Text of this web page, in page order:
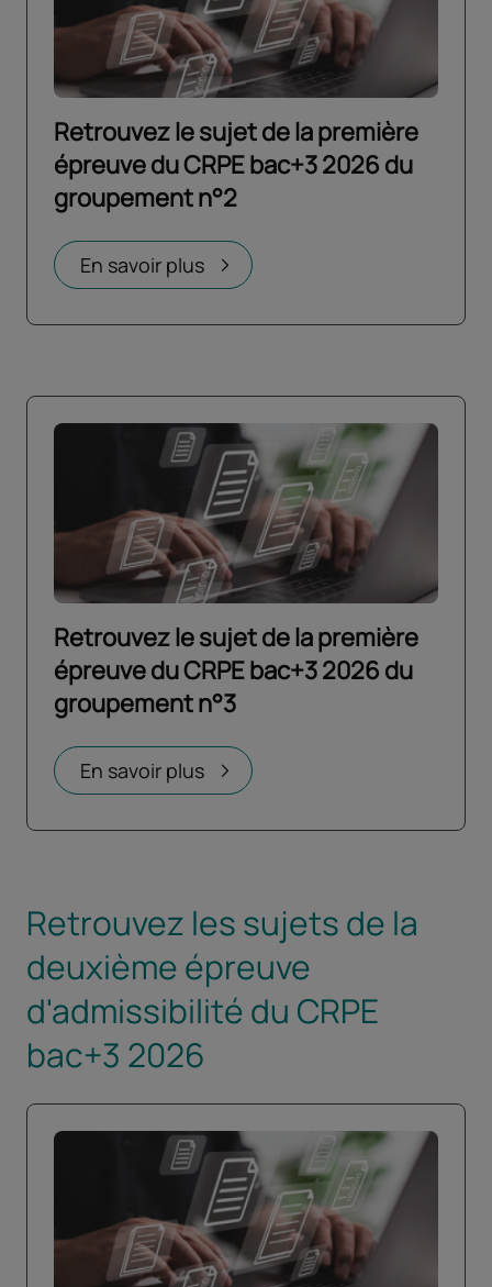
Retrouvez le sujet de la première
épreuve du CRPE bac+3 2026 du
groupement n°2
En savoir plus
Ouvrir dans un nouvel onglet
Retrouvez le sujet de la première
épreuve du CRPE bac+3 2026 du
groupement n°3
En savoir plus
Ouvrir dans un nouvel onglet
Retrouvez les sujets de la
deuxième épreuve
d'admissibilité du CRPE
bac+3 2026